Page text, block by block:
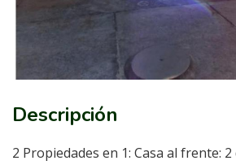
Descripción
2 Propiedades en 1: Casa al frente: